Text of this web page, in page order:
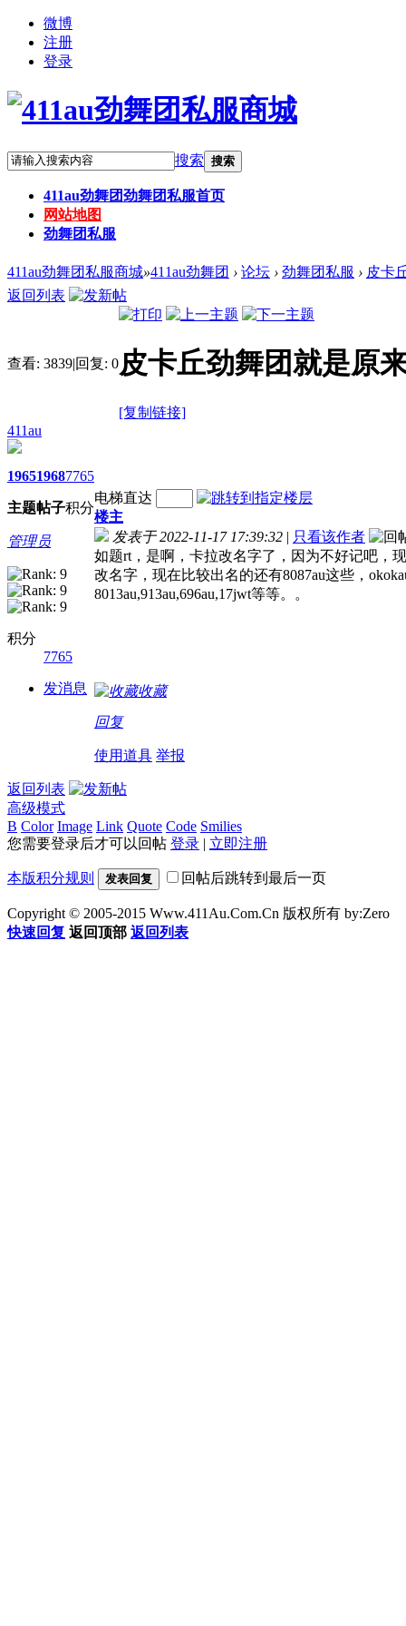
微博
注册
登录
搜索 搜索
411au劲舞团劲舞团私服首页
网站地图
劲舞团私服
411au劲舞团私服商城»411au劲舞团 › 论坛 › 劲舞团私服 › 皮卡
返回列表
查看: 3839|回复: 0皮卡丘劲舞团就是原
[复制链接]
411au
1965
主题
1968
帖子
7765
积分
管理员
积分
7765
发消息
电梯直达
楼主
发表于 2022-11-17 17:39:32 | 只看该作者
如题rt，是啊，卡拉改名字了，因为不好记吧，
改名字，现在比较出名的还有8087au这些，
8013au,913au,696au,17jwt等等。。
收藏
回复
使用道具 举报
返回列表
高级模式
B Color Image Link Quote Code Smilies
您需要登录后才可以回帖 登录 | 立即注册
本版积分规则 发表回复 回帖后跳转到最后一页
Copyright © 2005-2015 Www.411Au.Com.Cn 版权所有 by:Zero
快速回复 返回顶部 返回列表